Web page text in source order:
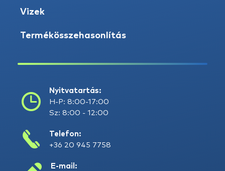
Vizek
Termékösszehasonlítás
Nyitvatartás:
H-P: 8:00-17:00
Sz: 8:00 - 12:00
Telefon:
+36 20 945 7758
E-mail: